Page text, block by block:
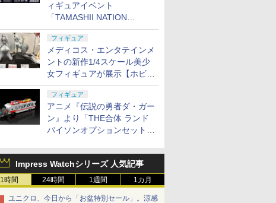
ィギュアイベント
「TAMASHII NATION
2026」が11月13日より開催
決定
フィギュア
メディコス・エンタテインメ
ントの新作1/4スケール美少
女フィギュアが展示【ホビー
メーカー合同展示会】
フィギュア
アニメ『伝説の勇者ダ・ガー
ン』より「THE合体 ランド
バイソンオプションセット」
Impress Watchシリーズ 人気記事
1時間 24時間 1週間 1カ月
ユニクロ、今日から「お盆特別セール」。涼感